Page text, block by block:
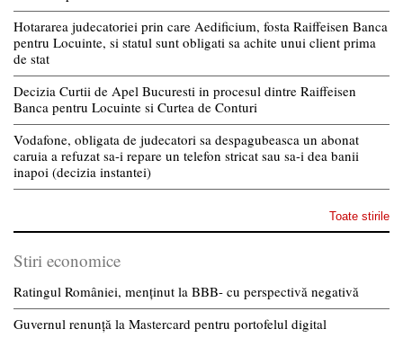
Hotararea judecatoriei prin care Aedificium, fosta Raiffeisen Banca
pentru Locuinte, si statul sunt obligati sa achite unui client prima
de stat
Decizia Curtii de Apel Bucuresti in procesul dintre Raiffeisen
Banca pentru Locuinte si Curtea de Conturi
Vodafone, obligata de judecatori sa despagubeasca un abonat
caruia a refuzat sa-i repare un telefon stricat sau sa-i dea banii
inapoi (decizia instantei)
Toate stirile
Stiri economice
Ratingul României, menținut la BBB- cu perspectivă negativă
Guvernul renunță la Mastercard pentru portofelul digital